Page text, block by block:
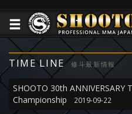
TIME LINE 修斗最新情報
SHOOTO 30th ANNIVERSARY
Championship
2019-09-22